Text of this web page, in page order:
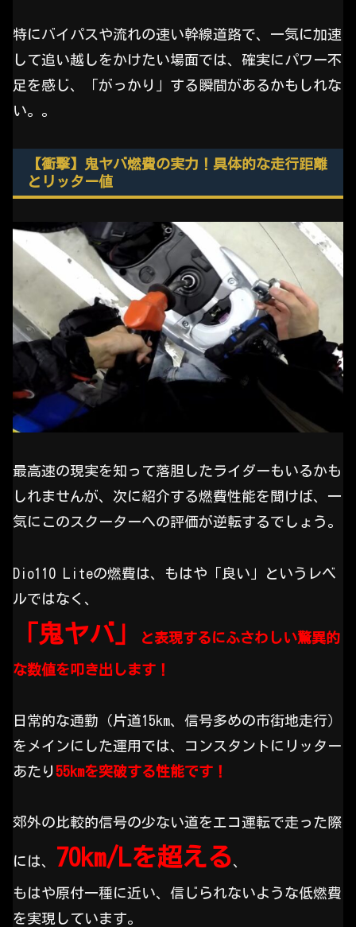
特にバイパスや流れの速い幹線道路で、一気に加速
して追い越しをかけたい場面では、確実にパワー不
足を感じ、「がっかり」する瞬間があるかもしれな
い。。
【衝撃】鬼ヤバ燃費の実力！具体的な走行距離
とリッター値
最高速の現実を知って落胆したライダーもいるかも
しれませんが、次に紹介する燃費性能を聞けば、一
気にこのスクーターへの評価が逆転するでしょう。
Dio110 Liteの燃費は、もはや「良い」というレベ
ルではなく、
「鬼ヤバ」 と表現するにふさわしい驚異的
な数値を叩き出します！
日常的な通勤（片道15km、信号多めの市街地走行）
をメインにした運用では、コンスタントにリッター
あたり 55kmを突破する性能です！
郊外の比較的信号の少ない道をエコ運転で走った際
には、 70km/Lを超える、
もはや原付一種に近い、信じられないような低燃費
を実現しています。